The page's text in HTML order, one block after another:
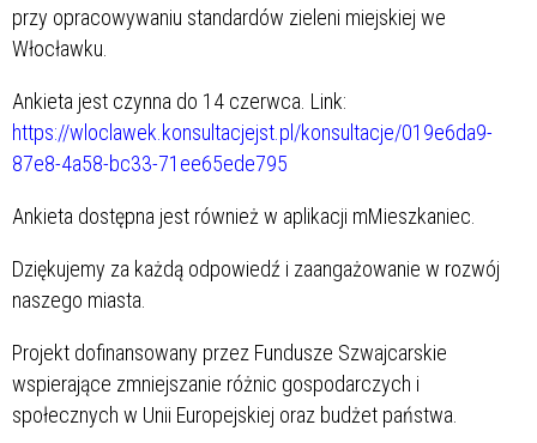
przy opracowywaniu standardów zieleni miejskiej we
Włocławku.
Ankieta jest czynna do 14 czerwca. Link:
https://wloclawek.konsultacjejst.pl/konsultacje/019e6da9-
87e8-4a58-bc33-71ee65ede795
Ankieta dostępna jest również w aplikacji mMieszkaniec.
Dziękujemy za każdą odpowiedź i zaangażowanie w rozwój
naszego miasta.
Projekt dofinansowany przez Fundusze Szwajcarskie
wspierające zmniejszanie różnic gospodarczych i
społecznych w Unii Europejskiej oraz budżet państwa.